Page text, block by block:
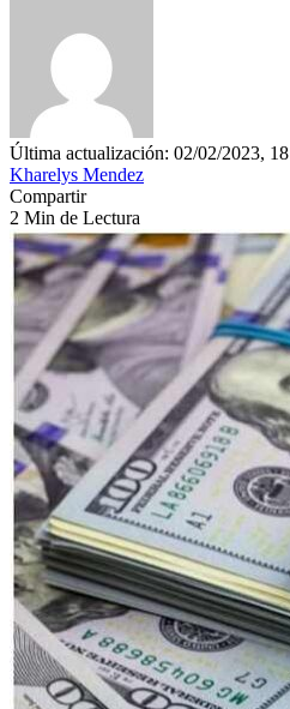
Última actualización: 02/02/2023, 18
Kharelys Mendez
Compartir
2 Min de Lectura